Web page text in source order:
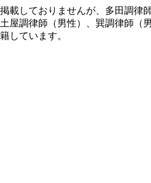
載しておりませんが、多田調律
屋調律師（男性）、巽調律師（
しています。